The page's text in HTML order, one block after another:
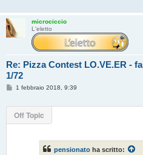
microciccio
L'eletto
Re: Pizza Contest LO.VE.ER -
1/72
M
s
a
g
1 febbraio 2018, 9:39
Off Topic
pensionato ha scritto: